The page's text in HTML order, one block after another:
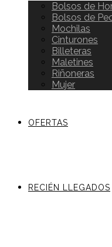
Bolsos de
Bolsos de
Mochilas
Cinturones
Billeteras
Maletines
Riñoneras
Mujer
OFERTAS
RECIÉN LLEGADOS